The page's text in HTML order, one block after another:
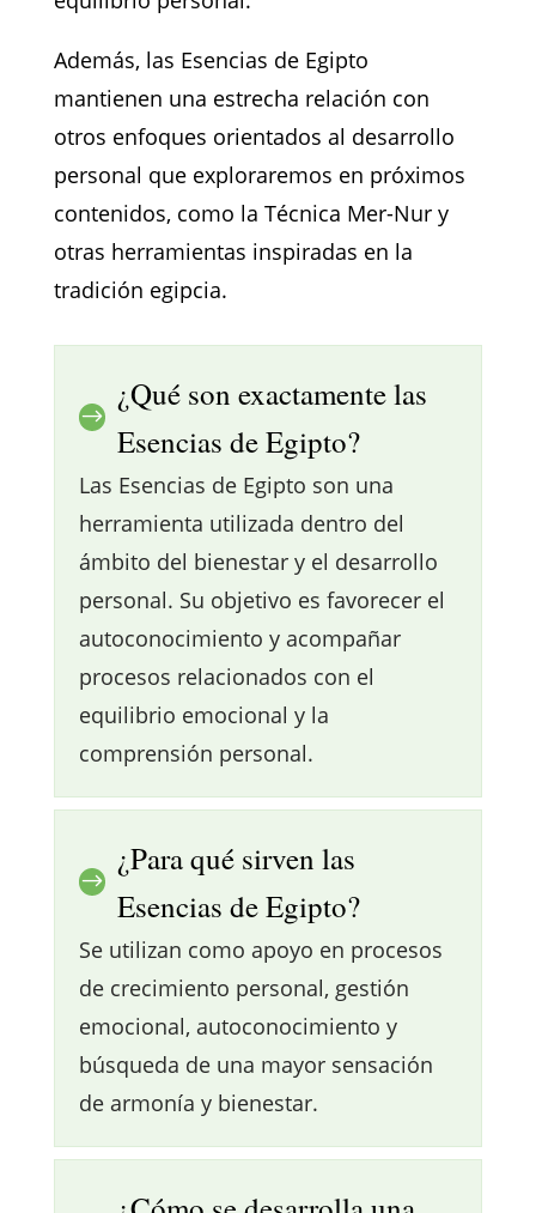
Además, las Esencias de Egipto
mantienen una estrecha relación con
otros enfoques orientados al desarrollo
personal que exploraremos en próximos
contenidos, como la Técnica Mer-Nur y
otras herramientas inspiradas en la
tradición egipcia.
$
¿Qué son exactamente las
Esencias de Egipto?
Las Esencias de Egipto son una
herramienta utilizada dentro del
ámbito del bienestar y el desarrollo
personal. Su objetivo es favorecer el
autoconocimiento y acompañar
procesos relacionados con el
equilibrio emocional y la
comprensión personal.
$
¿Para qué sirven las
Esencias de Egipto?
Se utilizan como apoyo en procesos
de crecimiento personal, gestión
emocional, autoconocimiento y
búsqueda de una mayor sensación
de armonía y bienestar.